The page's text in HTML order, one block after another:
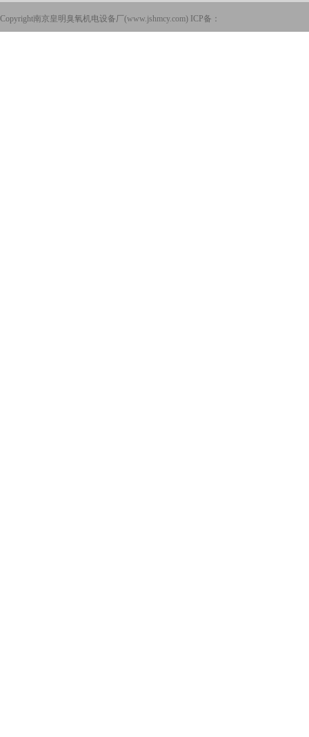
Copyright南京皇明臭氧机电设备厂(www.jshmcy.com) ICP备：